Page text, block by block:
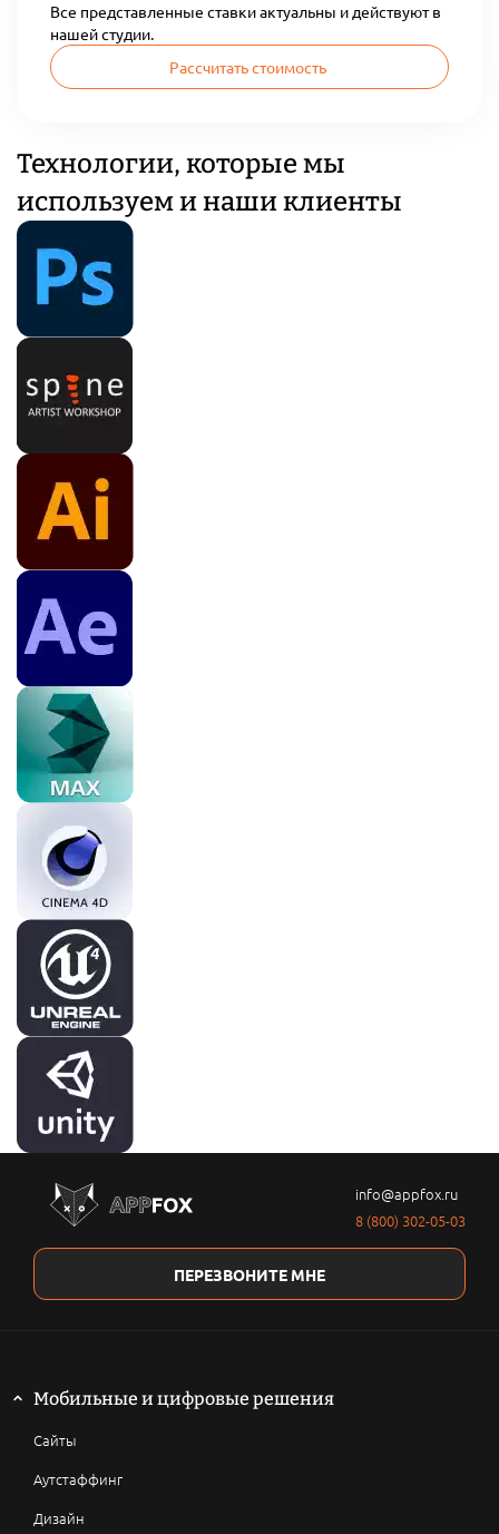
Все представленные ставки актуальны и действуют в
нашей студии.
Рассчитать стоимость
Технологии, которые мы
используем и наши клиенты
info@appfox.ru
8 (800) 302-05-03
ПЕРЕЗВОНИТЕ МНЕ
Мобильные и цифровые решения
Сайты
Аутстаффинг
Дизайн